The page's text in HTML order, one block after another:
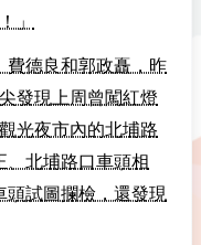
」
費德良和郭政矗，昨
發現上周曾闖紅燈
光夜市內的北埔路
、北埔路口車頭相
頭試圖攔檢，還發現